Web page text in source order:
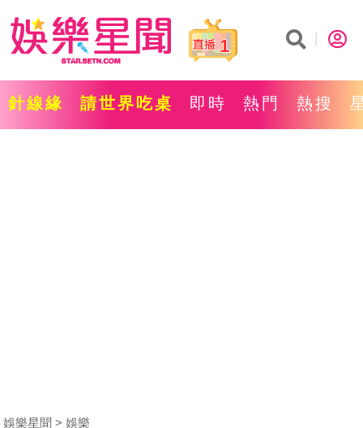
1
針線緣 請世界吃桌 即時 熱門 熱搜
娛樂星聞 娛樂